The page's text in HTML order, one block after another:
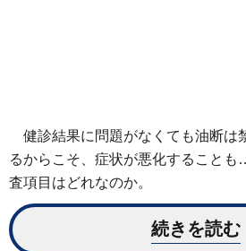
健診結果に問題がなくても油断
るからこそ、症状が悪化すること
査項目はどれなのか。
続きを読む